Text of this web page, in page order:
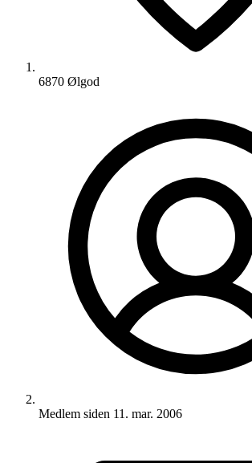
6870 Ølgod
Medlem siden 11. mar. 2006